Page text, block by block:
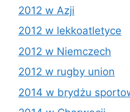
2012 w Azji
2012 w lekkoatletyce
2012 w Niemczech
2012 w rugby union
2014 w brydżu